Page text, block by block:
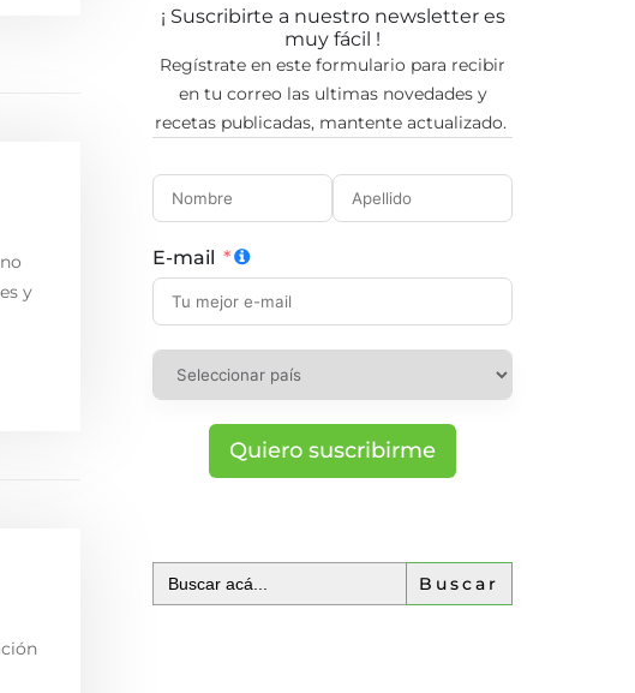
y
¡ Suscribirte a nuestro newsletter es
muy fácil !
Regístrate en este formulario para recibir
en tu correo las ultimas novedades y
recetas publicadas, mantente actualizado.
E-mail
Quiero suscribirme
Buscar: